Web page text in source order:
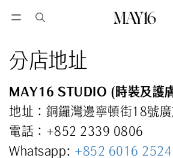
分店地址
MAY16 STUDIO (時裝及護
地址： 銅鑼灣邊寧頓街18號
電話：+852 2339 0806
Whatsapp: +852 6016 2524